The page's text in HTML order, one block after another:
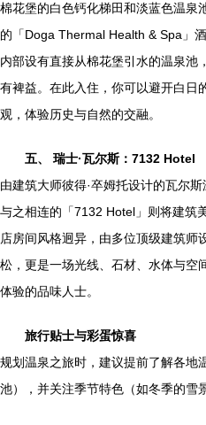
棉花堡的白色钙化梯田和淡蓝色温泉
的「Doga Thermal Health & Spa」
内部设有直接从棉花堡引水的温泉池
有裨益。在此入住，你可以避开白日
观，体验历史与自然的交融。
五、 瑞士·瓦尔斯：7132 Hotel
由建筑大师彼得·卒姆托设计的瓦尔
与之相连的「7132 Hotel」则将建筑
店房间风格迥异，由多位顶级建筑师
松，更是一场光线、石材、水体与空
体验的品味人士。
旅行贴士与彩蛋惊喜
规划温泉之旅时，建议提前了解各地
池），并关注季节特色（如冬季的雪